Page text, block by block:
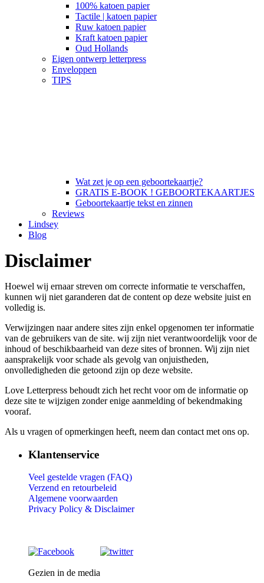
100% katoen papier
Tactile | katoen papier
Ruw katoen papier
Kraft katoen papier
Oud Hollands
Eigen ontwerp letterpress
Enveloppen
TIPS
Wat zet je op een geboortekaartje?
GRATIS E-BOOK ! GEBOORTEKAARTJES
Geboortekaartje tekst en zinnen
Reviews
Lindsey
Blog
Disclaimer
Hoewel wij ernaar streven om correcte informatie te verschaffen,
kunnen wij niet garanderen dat de content op deze website juist en
volledig is.
Verwijzingen naar andere sites zijn enkel opgenomen ter informatie
van de gebruikers van de site. wij zijn niet verantwoordelijk voor de
inhoud of beschikbaarheid van deze sites of bronnen. Wij zijn niet
aansprakelijk voor schade als gevolg van onjuistheden,
onvolledigheden die getoond zijn op deze website.
Love Letterpress behoudt zich het recht voor om de informatie op
deze site te wijzigen zonder enige aanmelding of bekendmaking
vooraf.
Als u vragen of opmerkingen heeft, neem dan contact met ons op.
Klantenservice
Veel gestelde vragen (FAQ)
Verzend en retourbeleid
Algemene voorwaarden
Privacy Policy & Disclaimer
Gezien in de media